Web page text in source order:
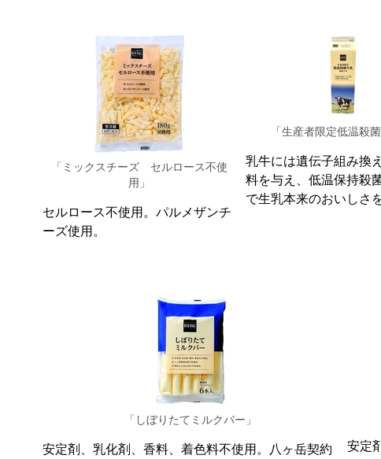
「ミックスチーズ セルロース不使
用」
セルロース不使用。パルメザンチ
ーズ使用。
「生産者限定低温殺菌
乳牛には遺伝子組み換
料を与え、低温保持殺
で生乳本来のおいしさ
「しぼりたてミルクバー」
安定剤、乳化剤、香料、着色料不使用。八ヶ岳契約
安定